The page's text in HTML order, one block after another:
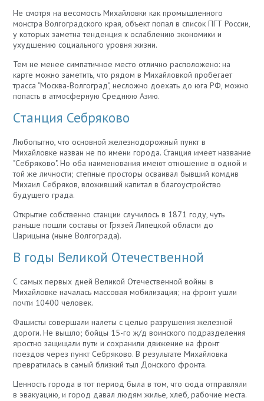
Не смотря на весомость Михайловки как промышленного
монстра Волгоградского края, объект попал в список ПГТ России,
у которых заметна тенденция к ослаблению экономики и
ухудшению социального уровня жизни.
Тем не менее симпатичное место отлично расположено: на
карте можно заметить, что рядом в Михайловкой пробегает
трасса "Москва-Волгоград", несложно доехать до юга РФ, можно
попасть в атмосферную Среднюю Азию.
Станция Себряково
Любопытно, что основной железнодорожный пункт в
Михайловке назван не по имени города. Станция имеет название
"Себряково". Но оба наименования имеют отношение в одной и
той же личности; степные просторы осваивал бывший комдив
Михаил Себряков, вложивший капитал в благоустройство
будущего града.
Открытие собственно станции случилось в 1871 году, чуть
раньше пошли составы от Грязей Липецкой области до
Царицына (ныне Волгограда).
В годы Великой Отечественной
С самых первых дней Великой Отечественной войны в
Михайловке началась массовая мобилизация; на фронт ушли
почти 10400 человек.
Фашисты совершали налеты с целью разрушения железной
дороги. Не вышло; бойцы 15-го ж/д воинского подразделения
яростно защищали пути и сохранили движение на фронт
поездов через пункт Себряково. В результате Михайловка
превратилась в самый близкий тыл Донского фронта.
Ценность города в тот период была в том, что сюда отправляли
в эвакуацию, и город давал людям жилье, хлеб, рабочие места.